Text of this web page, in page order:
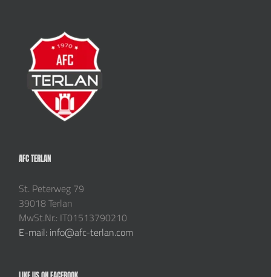
AFC TERLAN
St. Peterweg 79
39018 Terlan
MwSt.Nr.: IT01513790210
E-mail: info@afc-terlan.com